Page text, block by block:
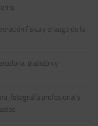
física y el auge de la
tradición y
fotografía profesional y